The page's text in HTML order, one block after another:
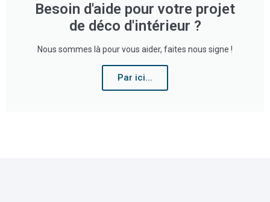
Besoin d'aide pour votre projet
de déco d'intérieur ?
Nous sommes là pour vous aider, faites nous signe !
Par ici...